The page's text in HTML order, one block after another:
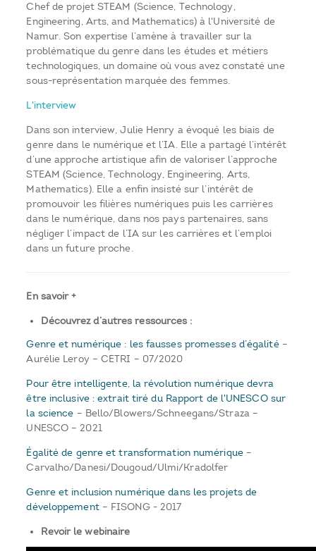
Chef de projet STEAM (Science, Technology,
Engineering, Arts, and Mathematics) à l'Université de
Namur. Son expertise l’amène à travailler sur la
problématique du genre dans les études et métiers
technologiques, un domaine où vous avez constaté une
sous-représentation marquée des femmes.
L'interview
Dans son interview, Julie Henry a évoqué les biais de
genre dans le numérique et l’IA. Elle a partagé l’intérêt
d’une approche artistique afin de valoriser l’approche
STEAM (Science, Technology, Engineering, Arts,
Mathematics). Elle a enfin insisté sur l’intérêt de
promouvoir les filières numériques puis les carrières
dans le numérique, dans nos pays partenaires, sans
négliger l’impact de l’IA sur les carrières et l’emploi
dans un future proche.
En savoir +
Découvrez d’autres ressources :
Genre et numérique : les fausses promesses d’égalité–
Aurélie Leroy – CETRI – 07/2020
Pour être intelligente, la révolution numérique devra
être inclusive : extrait tiré du Rapport de l'UNESCO sur
la science – Bello/Blowers/Schneegans/Straza –
UNESCO – 2021
Égalité de genre et transformation numérique–
Carvalho/Danesi/Dougoud/Ulmi/Kradolfer
Genre et inclusion numérique dans les projets de
développement– FISONG - 2017
Revoir le webinaire